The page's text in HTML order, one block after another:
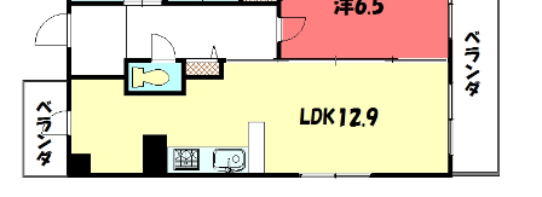
家族で住むならマンション？賃家？
一人暮らしの物件特集
ペット相談OKの賃貸！